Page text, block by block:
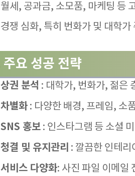
월세, 공과금, 소모품, 마케팅 등
경쟁 심화, 특히 번화가 및 대학가
주요 성공 전략
상권 분석 : 대학가, 번화가, 젊은
차별화 : 다양한 배경, 프레임, 소
SNS 홍보 : 인스타그램 등 소셜
청결 및 유지관리 : 깔끔한 인테
서비스 다양화: 사진 파일 이메일